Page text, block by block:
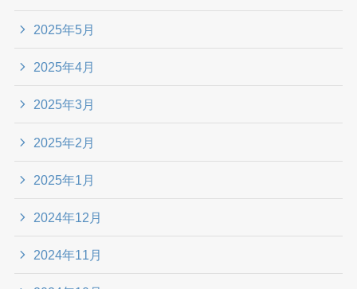
2025年5月
2025年4月
2025年3月
2025年2月
2025年1月
2024年12月
2024年11月